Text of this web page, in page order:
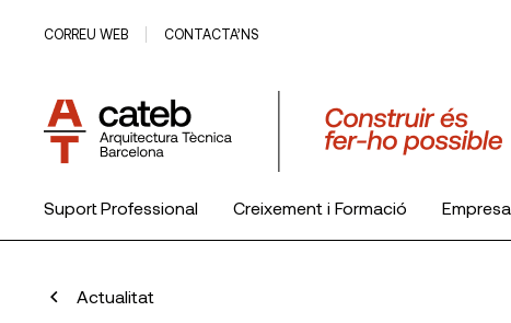
CORREU WEB CONTACTA’NS
Suport Professional Creixement i Formació Empresa
Actualitat